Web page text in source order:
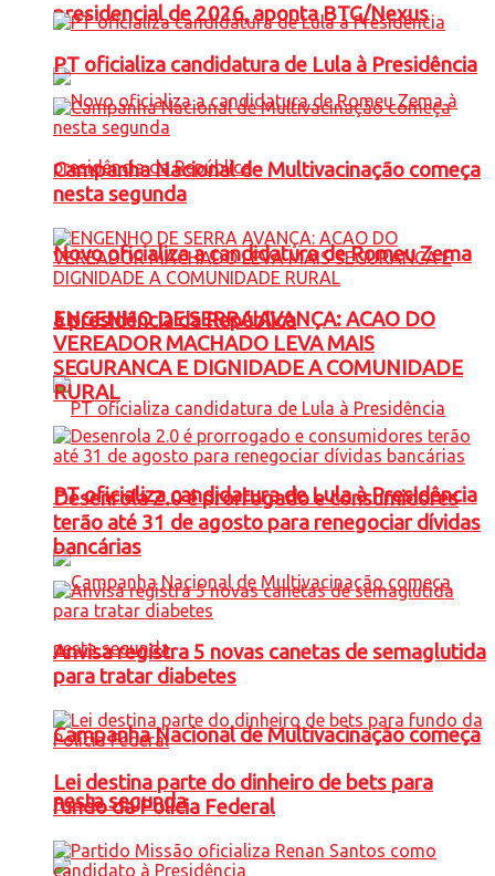
presidencial de 2026, aponta BTG/Nexus
Novo oficializa a candidatura de Romeu Zema
à presidência da República
PT oficializa candidatura de Lula à Presidência
Campanha Nacional de Multivacinação começa
nesta segunda
PT oficializa candidatura de Lula à Presidência
Campanha Nacional de Multivacinação começa
nesta segunda
ENGENHO DE SERRA AVANÇA: ACAO DO
VEREADOR MACHADO LEVA MAIS
SEGURANCA E DIGNIDADE A COMUNIDADE
RURAL
Desenrola 2.0 é prorrogado e consumidores
terão até 31 de agosto para renegociar dívidas
bancárias
Anvisa registra 5 novas canetas de semaglutida
para tratar diabetes
Lei destina parte do dinheiro de bets para
fundo da Polícia Federal